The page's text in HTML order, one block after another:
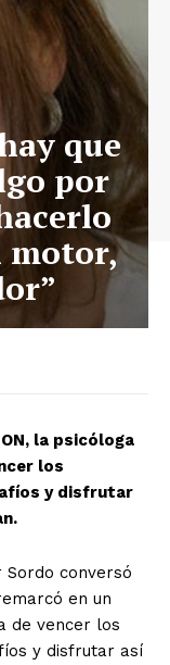
que
por
motor,
la psicóloga
los
y disfrutar
conversó
en un
de vencer los
y disfrutar así